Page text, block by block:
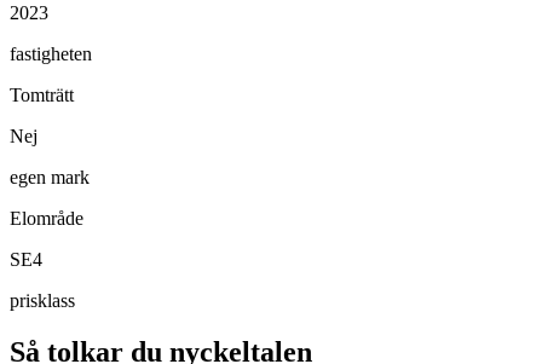
2023
fastigheten
Tomträtt
Nej
egen mark
Elområde
SE4
prisklass
Så tolkar du nyckeltalen